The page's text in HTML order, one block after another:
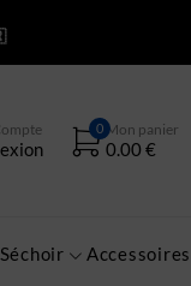
0 Mon panier
0.00 €
Séchoir Accessoires